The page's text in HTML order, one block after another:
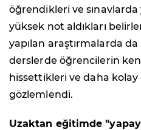
öğrendikleri ve sınavlarda
yüksek not aldıkları
yapılan araştırmalarda
derslerde öğrencilerin
hissettikleri ve daha
gözlemlendi.
Uzaktan eğitimde